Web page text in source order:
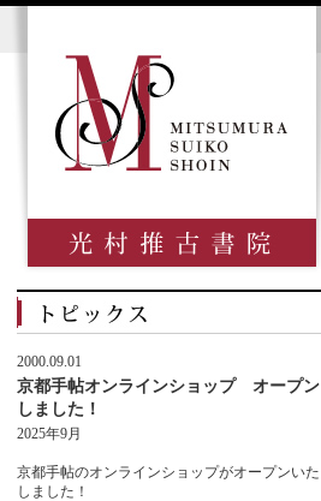
2000.09.01
京都手帖オンラインショップ オープン
しました！
2025年9月
京都手帖のオンラインショップがオープンいた
しました！